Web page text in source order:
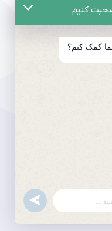
کنیم
کمک کنم؟
undefined